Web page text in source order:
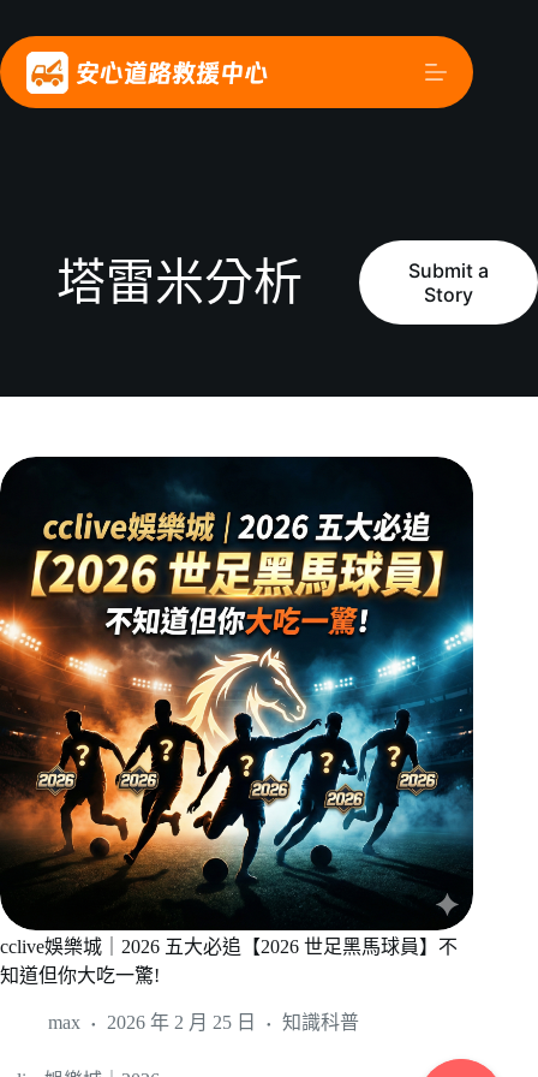
塔雷米分析
Submit a
Story
cclive娛樂城｜2026 五大必追【2026 世足黑馬球員】不
知道但你大吃一驚!
max 2026 年 2 月 25 日 知識科普